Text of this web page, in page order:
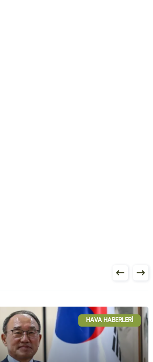
HAVA HABERLERI